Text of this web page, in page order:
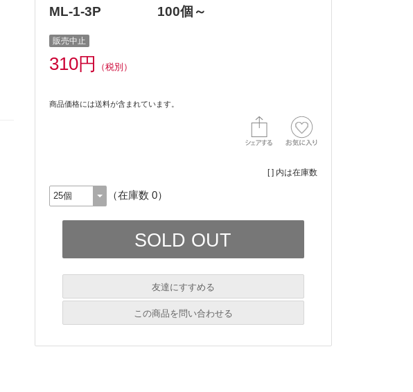
ML-1-3P 100個～
販売中止
310円 （税別）
商品価格には送料が含まれています。
[ ] 内は在庫数
（在庫数 0）
友達にすすめる
必須
この商品を問い合わせる